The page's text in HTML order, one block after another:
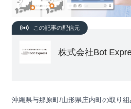
この記事の配信元
株式会社Bot
沖縄県与那原町/山形県庄内町の取り組